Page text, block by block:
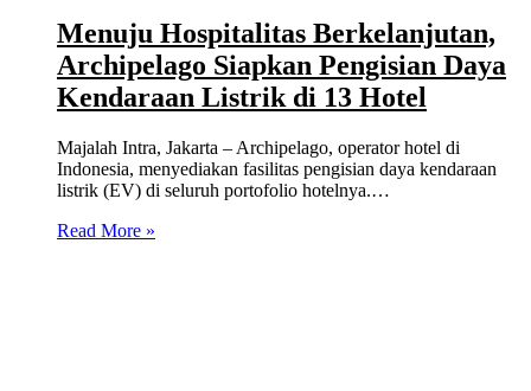
Menuju Hospitalitas Berkelanjutan,
Archipelago Siapkan Pengisian Daya
Kendaraan Listrik di 13 Hotel
Majalah Intra, Jakarta – Archipelago, operator hotel di
Indonesia, menyediakan fasilitas pengisian daya kendaraan
listrik (EV) di seluruh portofolio hotelnya.…
Read More »